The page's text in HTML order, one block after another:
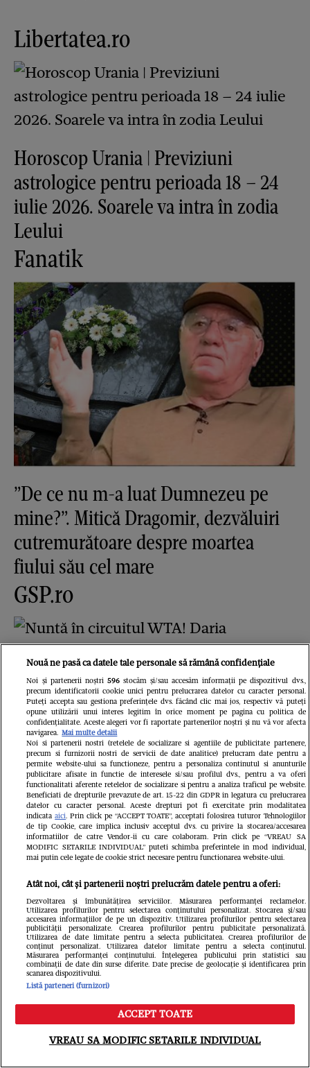
Libertatea.ro
Horoscop Urania | Previziuni
astrologice pentru perioada 18 – 24
iulie 2026. Soarele va intra în zodia
Leului
Fanatik
”De ce nu m-a luat Dumnezeu pe
mine?”. Mitică Dragomir, dezvăluiri
cutremurătoare despre moartea
fiului său cel mare
GSP.ro
Nuntă în circuitul WTA! Daria
Kasatkina și iubita ei s-au căsătorit în
Grecia, dar petrecerea nu a fost
lipsită de controverse
Redactia.ro
Doliu în lumea filmului! A murit
Brenda Fricker, „doamna cu
porumbeii”, din Singur Acasă 2
Libertatea.ro
Meniu Caută
Nouă ne pasă ca datele tale personale să rămână confidențiale
Noi și partenerii noștri 596stocăm și/sau accesăm informații pe dispozitivul dvs.,
precum identificatorii cookie unici pentru prelucrarea datelor cu caracter personal.
Puteți accepta sau gestiona preferințele dvs. făcând clic mai jos, respectiv vă puteți
opune utilizării unui interes legitim în orice moment pe pagina cu politica de
confidențialitate. Aceste alegeri vor fi raportate partenerilor noștri și nu vă vor afecta
navigarea. Mai multe detalii
Noi si partenerii nostri (retelele de socializare si agentiile de publicitate partenere,
precum si furnizorii nostri de servicii de date analitice) prelucram date pentru a
permite website-ului sa functioneze, pentru a personaliza continutul si anunturile
publicitare afisate in functie de interesele si/sau profilul dvs., pentru a va oferi
functionalitati aferente retelelor de socializare si pentru a analiza traficul pe website.
Beneficiati de drepturile prevazute de art. 15-22 din GDPR in legatura cu prelucrarea
datelor cu caracter personal. Aceste drepturi pot fi exercitate prin modalitatea
indicataaici. Prin click pe “ACCEPT TOATE”, acceptati folosirea tuturor Tehnologiilor
de tip Cookie, care implica inclusiv acceptul dvs. cu privire la stocarea/accesarea
informatiilor de catre Vendor-ii cu care colaboram. Prin click pe “VREAU SA
MODIFIC SETARILE INDIVIDUAL” puteti schimba preferintele in mod individual,
mai putin cele legate de cookie strict necesare pentru functionarea website-ului.
Atât noi, cât și partenerii noștri prelucrăm datele pentru a oferi:
Dezvoltarea și îmbunătățirea serviciilor. Măsurarea performanței reclamelor.
Utilizarea profilurilor pentru selectarea conținutului personalizat. Stocarea și/sau
accesarea informațiilor de pe un dispozitiv. Utilizarea profilurilor pentru selectarea
publicității personalizate. Crearea profilurilor pentru publicitate personalizată.
Utilizarea de date limitate pentru a selecta publicitatea. Crearea profilurilor de
conținut personalizat. Utilizarea datelor limitate pentru a selecta conținutul.
Măsurarea performanței conținutului. Înțelegerea publicului prin statistici sau
combinații de date din surse diferite. Date precise de geolocație și identificarea prin
scanarea dispozitivului.
Listă parteneri (furnizori)
ACCEPT TOATE
VREAU SA MODIFIC SETARILE INDIVIDUAL